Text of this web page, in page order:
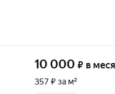
10 000 ₽ в
357 ₽ за м²